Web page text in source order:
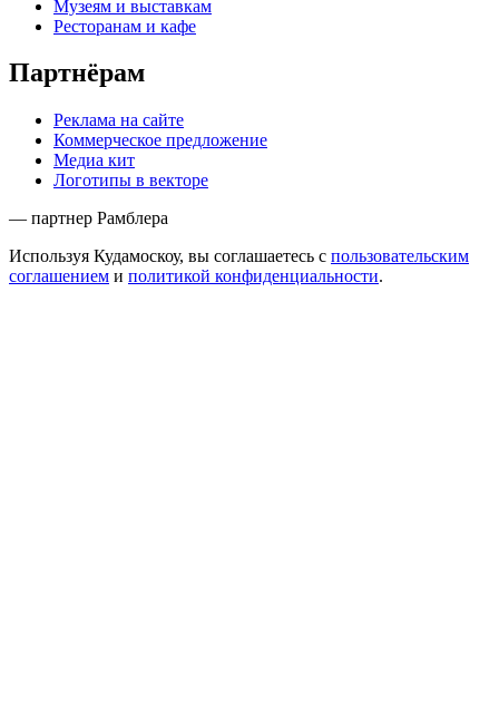
Музеям и выставкам
Ресторанам и кафе
Партнёрам
Реклама на сайте
Коммерческое предложение
Медиа кит
Логотипы в векторе
— партнер Рамблера
Используя Кудамоскоу, вы соглашаетесь с пользовательским
соглашением и политикой конфиденциальности.